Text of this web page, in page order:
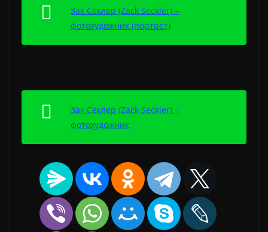
Зак Секлер (Zack Seckler) –
фотохудожник (портрет)
Зак Секлер (Zack Seckler) –
фотохудожник